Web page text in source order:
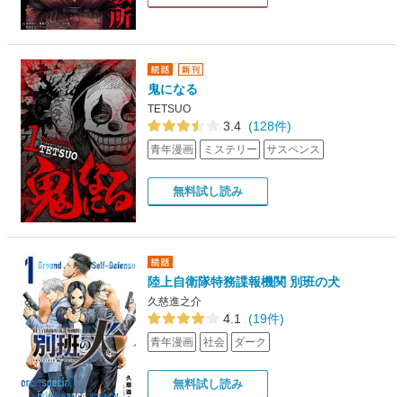
鬼になる
TETSUO
3.4 (128件)
青年漫画 ミステリー サスペンス
無料試し読み
陸上自衛隊特務諜報機関 別班の犬
久慈進之介
4.1 (19件)
青年漫画 社会 ダーク
無料試し読み